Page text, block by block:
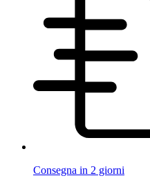
Consegna in 2 giorni